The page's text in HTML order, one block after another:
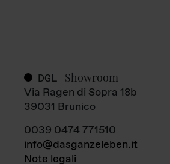
DGL Showroom
Via Ragen di Sopra 18b
39031 Brunico
0039 0474 771510
info@dasganzeleben.it
Note legali